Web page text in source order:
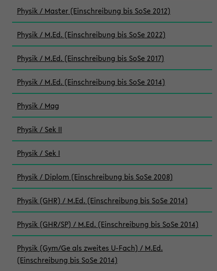
Physik / Master (Einschreibung bis SoSe 2012)
Physik / M.Ed. (Einschreibung bis SoSe 2022)
Physik / M.Ed. (Einschreibung bis SoSe 2017)
Physik / M.Ed. (Einschreibung bis SoSe 2014)
Physik / Mag
Physik / Sek II
Physik / Sek I
Physik / Diplom (Einschreibung bis SoSe 2008)
Physik (GHR) / M.Ed. (Einschreibung bis SoSe 2014)
Physik (GHR/SP) / M.Ed. (Einschreibung bis SoSe 2014)
Physik (Gym/Ge als zweites U-Fach) / M.Ed.
(Einschreibung bis SoSe 2014)